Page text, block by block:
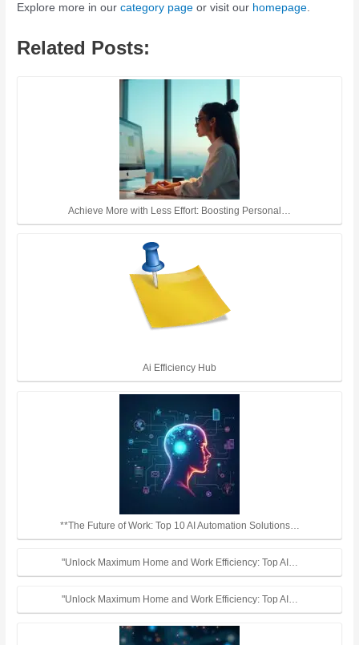
Explore more in ourcategory page or visit our homepage
Related Posts:
Achieve More with Less Effort: Boosting Personal…
Ai Efficiency Hub
**The Future of Work: Top 10 AI Automation Solutions…
"Unlock Maximum Home and Work Efficiency: Top AI…
"Unlock Maximum Home and Work Efficiency: Top AI…